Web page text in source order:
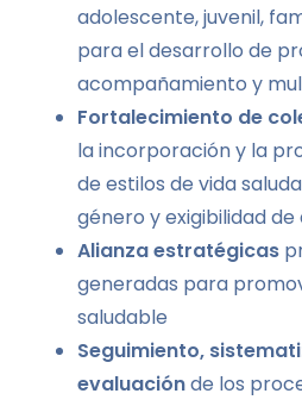
adolescente, juvenil,
para el desarrollo de
acompañamiento y
Fortalecimiento de
la incorporación y la
de estilos de vida
género y exigibilidad
Alianza estratégicas
generadas para
saludable
Seguimiento,
evaluaciónde los